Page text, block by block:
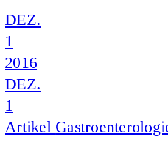
DEZ.
1
2016
DEZ.
1
Artikel